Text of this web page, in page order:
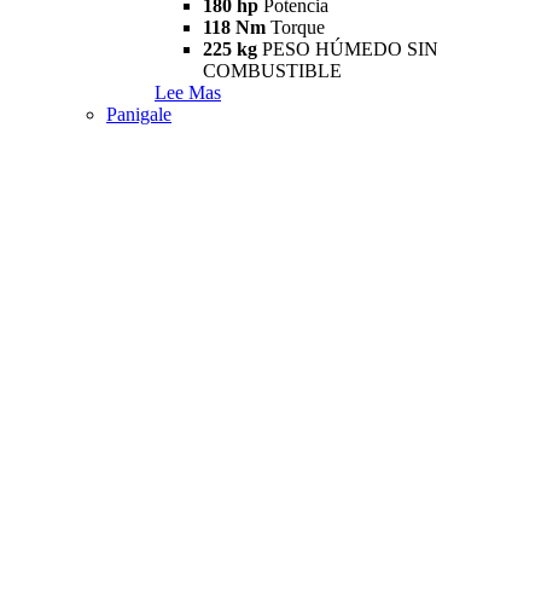
180 hp Potencia
118 Nm Torque
225 kg PESO HÚMEDO SIN
COMBUSTIBLE
Lee Mas
Panigale